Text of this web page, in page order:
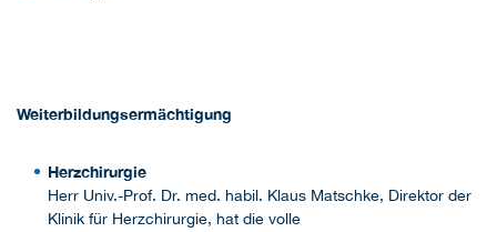
Weiterbildungsermächtigung
Herzchirurgie
Herr Univ.-Prof. Dr. med. habil. Klaus Matschke, Direktor der
Klinik für Herzchirurgie, hat die volle